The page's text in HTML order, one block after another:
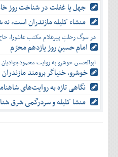
جهل یا غفلت در شناخت روز
منشاء کلیله مازندران است، نه
در سوگ رحلتِ پیرغلام مکتب عاشورا، حاج
امام حسینِ روز یازدهم محرّم
ابوالحسن خوشرو به روایت محمودجوادیان
خوشرو، خنياگر برومند مازندران
نگاهی تازه به روایت‌های
منشا کلیله و سردرگمی شرق